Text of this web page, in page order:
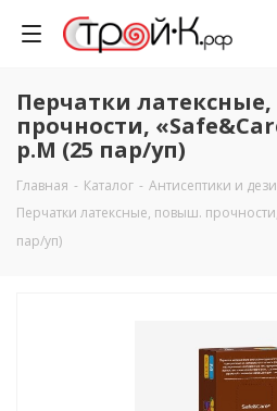
Перчатки
прочности,
р.M (25 пар/уп)
Главная - Каталог - Антисептики и
Перчатки латексные, повыш.
пар/уп)